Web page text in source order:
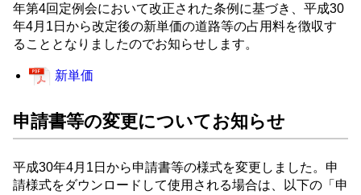
年第4回定例会において改正された条例に基づき、平成30
年4月1日から改定後の新単価の道路等の占用料を徴収す
ることとなりましたのでお知らせします。
新単価
申請書等の変更についてお知らせ
平成30年4月1日から申請書等の様式を変更しました。申
請様式をダウンロードして使用される場合は、以下の「申